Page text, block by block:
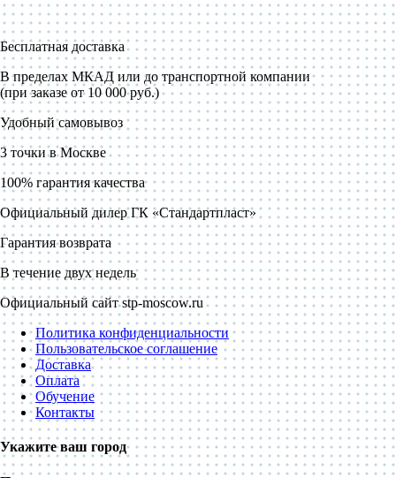
Бесплатная доставка
В пределах МКАД или до транспортной компании
(при заказе от 10 000 руб.)
Удобный самовывоз
3 точки в Москве
100% гарантия качества
Официальный дилер ГК «Стандартпласт»
Гарантия возврата
В течение двух недель
Официальный сайт stp-moscow.ru
Политика конфиденциальности
Пользовательское соглашение
Доставка
Оплата
Обучение
Контакты
Укажите ваш город